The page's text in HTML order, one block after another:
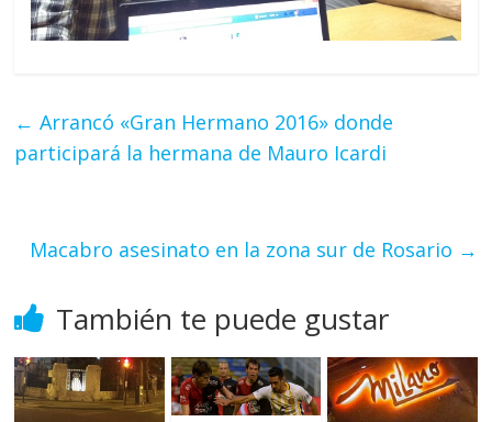
← Arrancó «Gran Hermano 2016» donde
participará la hermana de Mauro Icardi
Macabro asesinato en la zona sur de Rosario →
También te puede gustar